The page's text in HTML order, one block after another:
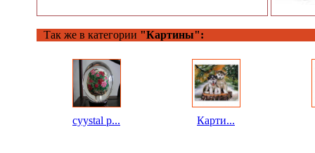
Так же в категории "Картины":
cyystal р... Карти...